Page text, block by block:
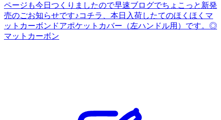
ページも今日つくりましたので早速ブログでちょこっと新発
売のごお知らせです♪コチラ、本日入荷したてのほくほくマ
ットカーボンドアポケットカバー（左ハンドル用）です。◎
マットカーボン